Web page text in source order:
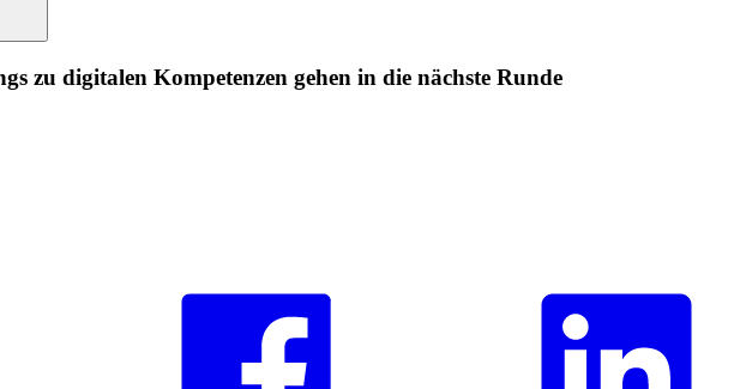
zu digitalen Kompetenzen gehen in die nächste Runde